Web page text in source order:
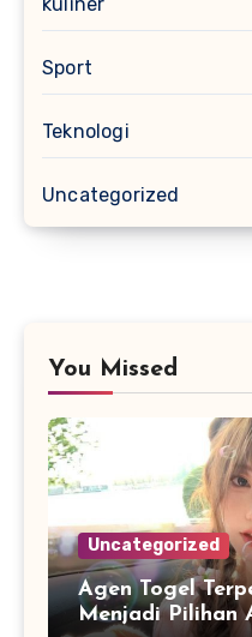
Sport
Teknologi
Uncategorized
You Missed
Uncategorized
Agen Togel
Menjadi Pilihan